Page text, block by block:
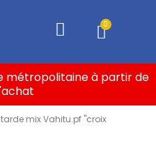
métropolitaine à partir de
mix Vahitu.pf "croix